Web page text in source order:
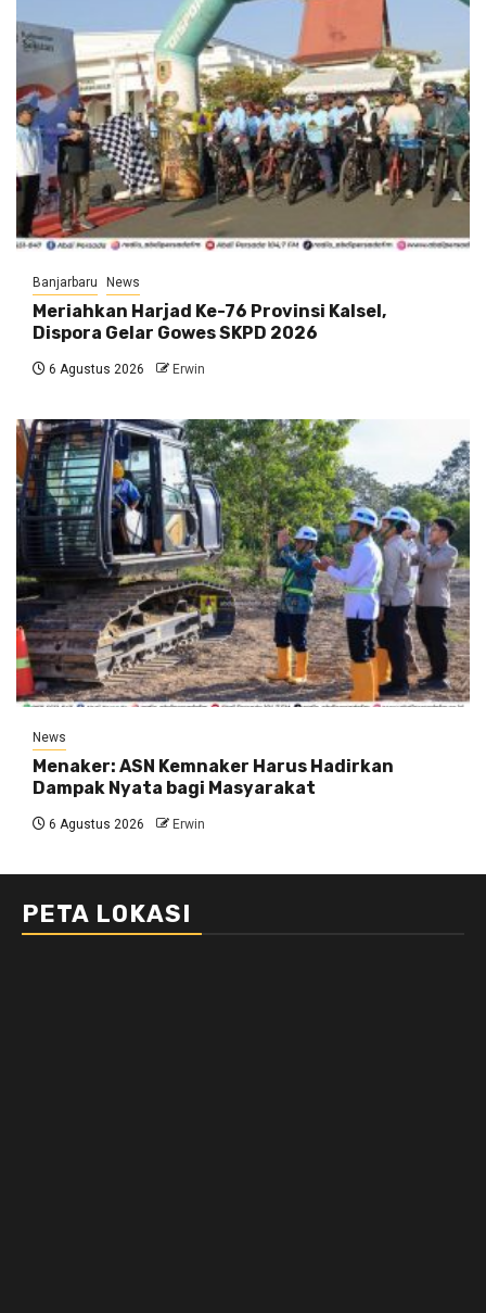
Banjarbaru News
Meriahkan Harjad Ke-76 Provinsi Kalsel,
Dispora Gelar Gowes SKPD 2026
6 Agustus 2026 Erwin
News
Menaker: ASN Kemnaker Harus Hadirkan
Dampak Nyata bagi Masyarakat
6 Agustus 2026 Erwin
PETA LOKASI